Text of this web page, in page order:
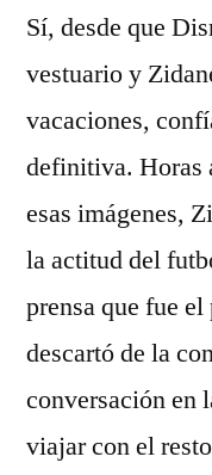
Sí, desde que
vestuario y
vacaciones,
definitiva. Horas
esas imágenes,
la actitud del
prensa que fue
descartó de la
conversación en
viajar con el